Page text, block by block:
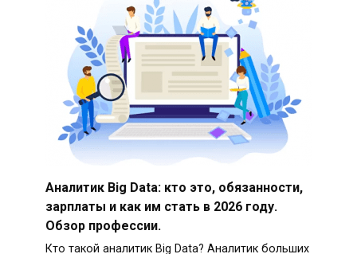
Аналитик Big Data: кто это, обязанности,
зарплаты и как им стать в 2026 году.
Обзор профессии.
Кто такой аналитик Big Data? Аналитик больших